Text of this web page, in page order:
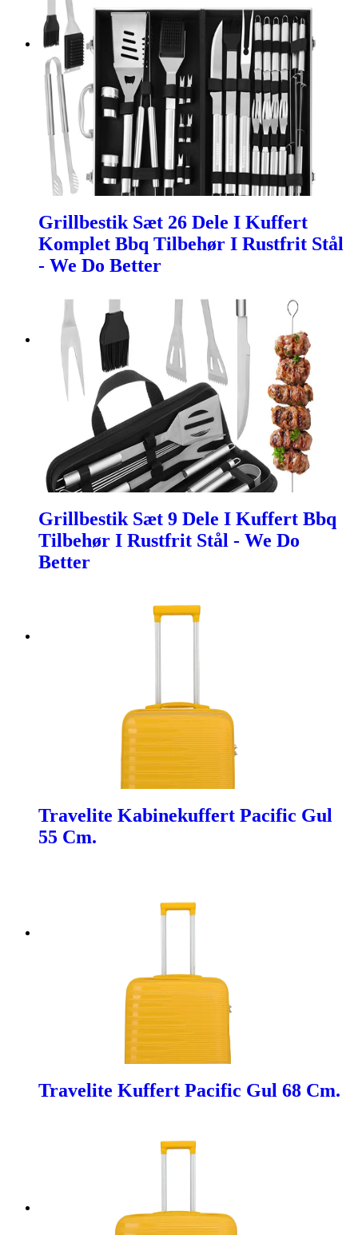
Grillbestik Sæt 26 Dele I Kuffert
Komplet Bbq Tilbehør I Rustfrit Stål
- We Do Better
Grillbestik Sæt 9 Dele I Kuffert Bbq
Tilbehør I Rustfrit Stål - We Do
Better
Travelite Kabinekuffert Pacific Gul
55 Cm.
Travelite Kuffert Pacific Gul 68 Cm.